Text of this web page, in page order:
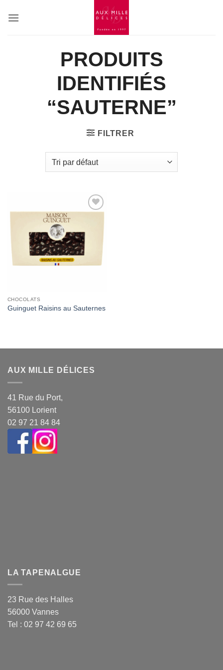
PRODUITS
IDENTIFIÉS
“SAUTERNE”
FILTRER
CHOCOLATS
Guinguet Raisins au Sauternes
AUX MILLE DÉLICES
41 Rue du Port,
56100 Lorient
02 97 21 84 84
LA TAPENALGUE
23 Rue des Halles
56000 Vannes
Tel : 02 97 42 69 65